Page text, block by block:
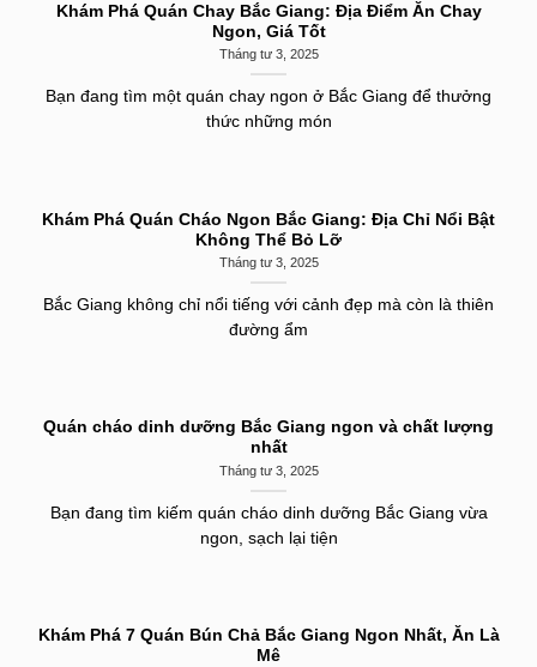
Khám Phá Quán Chay Bắc Giang: Địa Điểm Ăn Chay
Ngon, Giá Tốt
Tháng tư 3, 2025
Bạn đang tìm một quán chay ngon ở Bắc Giang để thưởng
thức những món
Khám Phá Quán Cháo Ngon Bắc Giang: Địa Chỉ Nổi Bật
Không Thể Bỏ Lỡ
Tháng tư 3, 2025
Bắc Giang không chỉ nổi tiếng với cảnh đẹp mà còn là thiên
đường ẩm
Quán cháo dinh dưỡng Bắc Giang ngon và chất lượng
nhất
Tháng tư 3, 2025
Bạn đang tìm kiếm quán cháo dinh dưỡng Bắc Giang vừa
ngon, sạch lại tiện
Khám Phá 7 Quán Bún Chả Bắc Giang Ngon Nhất, Ăn Là
Mê